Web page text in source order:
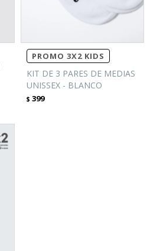
PROMO 3X2 KIDS
KIT DE 3 PARES DE MEDIAS
UNISSEX - BLANCO
$ 399